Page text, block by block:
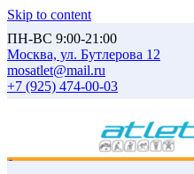
Skip to content
ПН-ВС 9:00-21:00
Москва, ул. Бутлерова 12
mosatlet@mail.ru
+7 (925) 474-00-03
0